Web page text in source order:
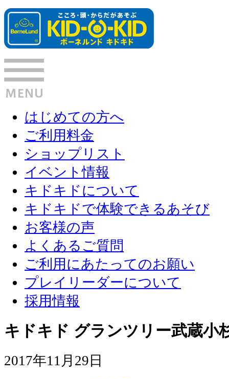
はじめての方へ
ご利用料金
ショップリスト
イベント情報
キドキドについて
キドキドで体験できるあそび
お客様の声
よくあるご質問
ご利用にあたってのお願い
プレイリーダーについて
採用情報
キドキド グランツリー武蔵小
2017年11月29日